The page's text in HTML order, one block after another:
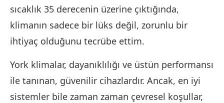
sıcaklık 35 derecenin üzerine çıktığında,
klimanın sadece bir lüks değil, zorunlu bir
ihtiyaç olduğunu tecrübe ettim.
York klimalar, dayanıklılığı ve üstün performansı
ile tanınan, güvenilir cihazlardır. Ancak, en iyi
sistemler bile zaman zaman çevresel koşullar,